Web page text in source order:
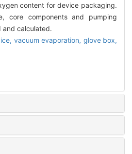
content for device packaging.
core components and pumping
and calculated.
vacuum evaporation, glove box,